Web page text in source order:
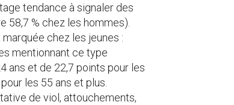
tendance à signaler des
58,7 % chez les hommes).
chez les jeunes :
mentionnant ce type
ans et de 22,7 points pour les
les 55 ans et plus.
de viol, attouchements,